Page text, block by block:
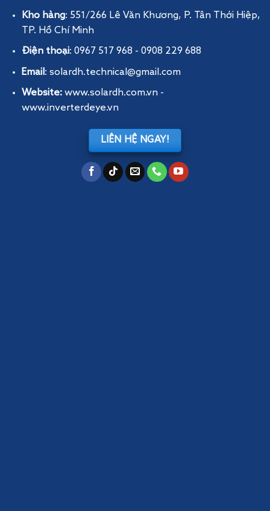
Kho hàng: 551/266 Lê Văn Khương, P. Tân Thới Hiệp,
TP. Hồ Chí Minh
Điện thoại: 0967 517 968 - 0908 229 688
Email : solardh.technical@gmail.com
Website: www.solardh.com.vn-
www.inverterdeye.vn
LIÊN HỆ NGAY!